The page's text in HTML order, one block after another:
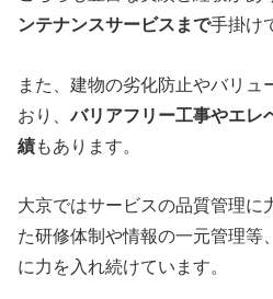
ンテナンスサービスまで手掛け
また、建物の劣化防止やバリュ
おり、バリアフリー工事やエレ
績もあります。
大京ではサービスの品質管理に
た研修体制や情報の一元管理等
に力を入れ続けています。